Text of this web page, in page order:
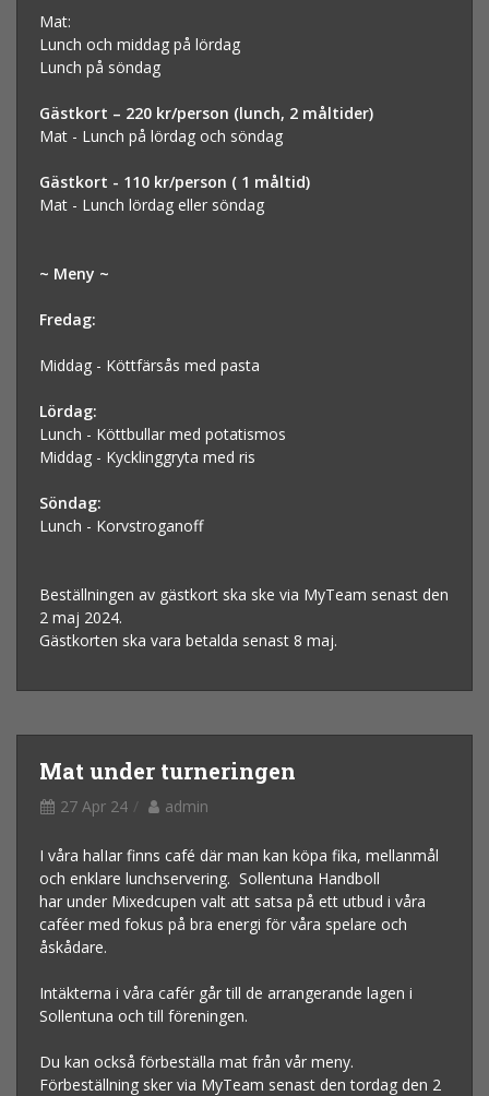
Mat:
Lunch och middag på lördag
Lunch på söndag
Gästkort – 220 kr/person (lunch, 2 måltider)
Mat - Lunch på lördag och söndag
Gästkort - 110 kr/person ( 1 måltid)
Mat - Lunch lördag eller söndag
~ Meny ~
Fredag:
Middag - Köttfärsås med pasta
Lördag:
Lunch - Köttbullar med potatismos
Middag - Kycklinggryta med ris
Söndag:
Lunch - Korvstroganoff
Beställningen av gästkort ska ske via MyTeam senast den
2 maj 2024.
Gästkorten ska vara betalda senast 8 maj.
Mat under turneringen
27 Apr 24 admin
I våra halIar finns café där man kan köpa fika, mellanmål
och enklare lunchservering. Sollentuna Handboll
har under Mixedcupen valt att satsa på ett utbud i våra
caféer med fokus på bra energi för våra spelare och
åskådare.
Intäkterna i våra cafér går till de arrangerande lagen i
Sollentuna och till föreningen.
Du kan också förbeställa mat från vår meny.
Förbeställning sker via MyTeam senast den tordag den 2